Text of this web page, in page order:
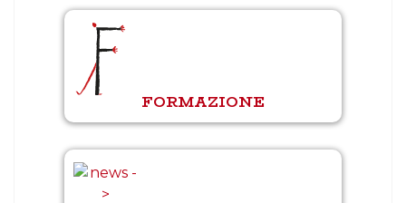
FORMAZIONE